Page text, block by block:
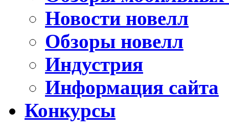
Новости новелл
Обзоры новелл
Индустрия
Информация сайта
Конкурсы